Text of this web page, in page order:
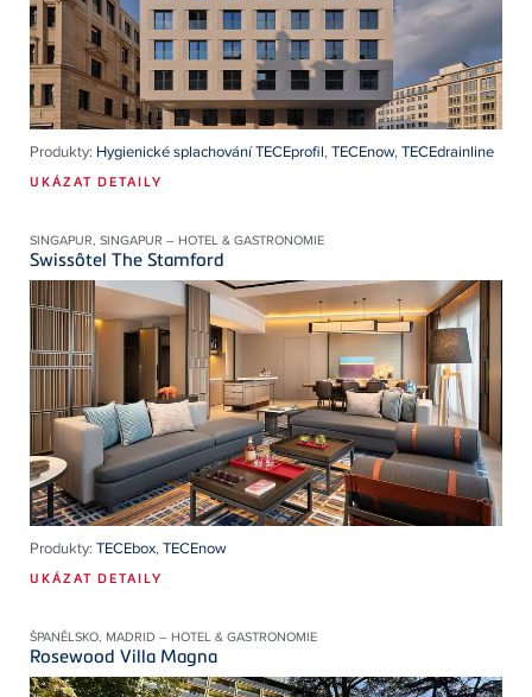
Produkty: Hygienické splachování TECEprofil,TECEnow,TECEdrainline
UKÁZAT DETAILY
SINGAPUR, SINGAPUR – HOTEL & GASTRONOMIE
Swissôtel The Stamford
Produkty: TECEbox,TECEnow
UKÁZAT DETAILY
ŠPANĚLSKO, MADRID – HOTEL & GASTRONOMIE
Rosewood Villa Magna